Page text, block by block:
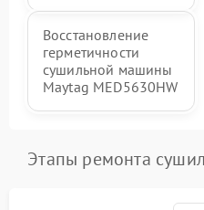
Восстановление
герметичности
сушильной машины
Maytag MED5630HW
Этапы ремонта